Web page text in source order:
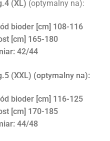
(XL) (optymalny na):
bioder [cm] 108-116
[cm] 165-180
42/44
(XXL) (optymalny na):
bioder [cm] 116-125
[cm] 170-185
44/48